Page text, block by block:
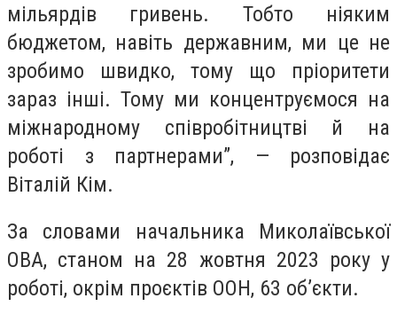
мільярдів гривень. Тобто ніяким
бюджетом, навіть державним, ми це не
зробимо швидко, тому що пріоритети
зараз інші. Тому ми концентруємося на
міжнародному співробітництві й на
роботі з партнерами”, — розповідає
Віталій Кім.
За словами начальника Миколаївської
ОВА, станом на 28 жовтня 2023 року у
роботі, окрім проєктів ООН, 63 об’єкти.